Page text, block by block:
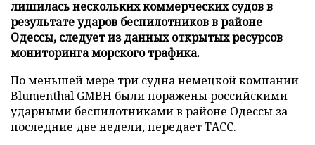
лишилась нескольких коммерческих судов в
результате ударов беспилотников в районе
Одессы, следует из данных открытых ресурсов
мониторинга морского трафика.
По меньшей мере три судна немецкой компании
Blumenthal GMBH были поражены российскими
ударными беспилотниками в районе Одессы за
последние две недели, передаетТАСС.